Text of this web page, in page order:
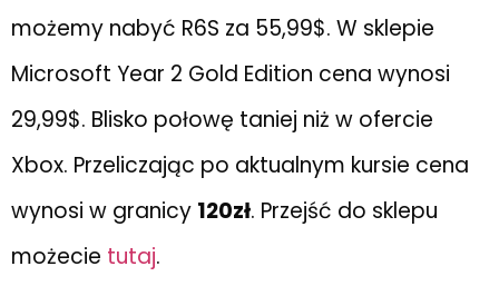
możemy nabyć R6S za 55,99$. W sklepie
Microsoft Year 2 Gold Edition cena wynosi
29,99$. Blisko połowę taniej niż w ofercie
Xbox. Przeliczając po aktualnym kursie cena
wynosi w granicy 120zł. Przejść do sklepu
możecie tutaj.